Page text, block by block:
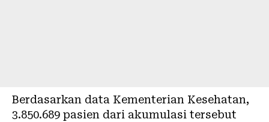
Berdasarkan data Kementerian Kesehatan,
3.850.689 pasien dari akumulasi tersebut